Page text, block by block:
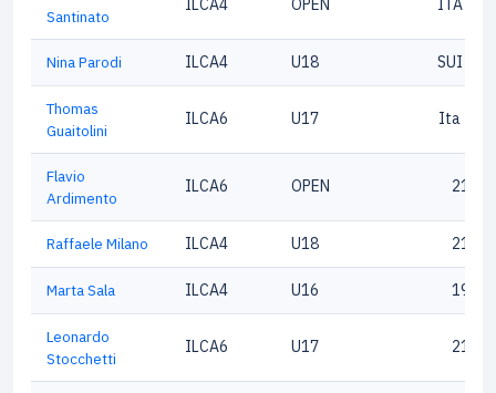
Santinato
ILCA4 OPEN ITA
Nina Parodi ILCA4 U18 SUI
Thomas
Guaitolini
ILCA6 U17 Ita
Flavio
Ardimento
ILCA6 OPEN
Raffaele Milano ILCA4 U18
Marta Sala ILCA4 U16
Leonardo
Stocchetti
ILCA6 U17